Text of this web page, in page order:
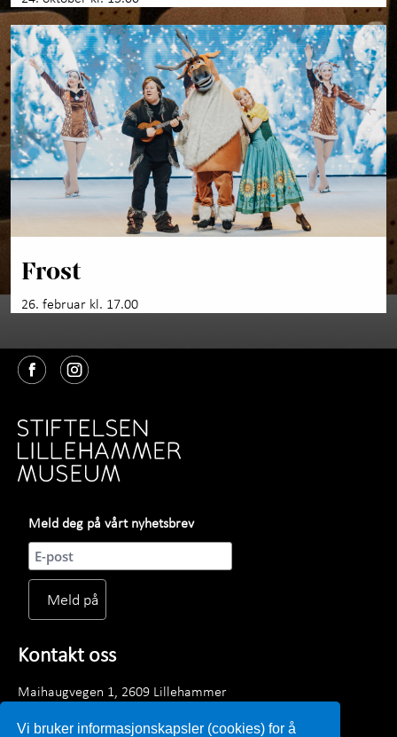
Vi bruker informasjonskapsler (cookies) for å
Frost
26. februar kl. 17.00
Meld deg på vårt nyhetsbrev
Kontakt oss
Maihaugvegen 1, 2609 Lillehammer
Mandag - fredag kl. 0900 - 1530